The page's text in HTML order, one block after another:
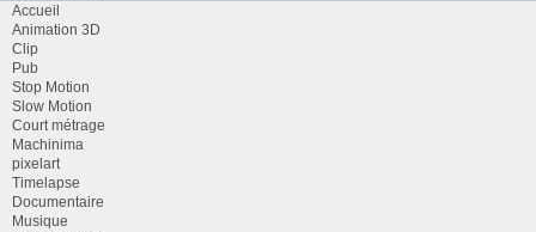
Accueil
Animation 3D
Clip
Pub
Stop Motion
Slow Motion
Court métrage
Machinima
pixelart
Timelapse
Documentaire
Musique